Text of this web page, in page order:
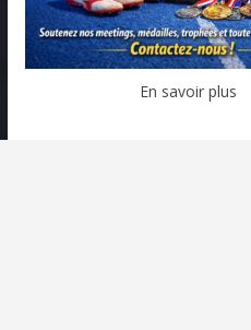
En savoir plus